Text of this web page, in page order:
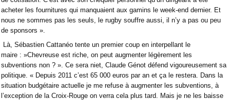
acheter les fournitures qui manquaient aux gamins le week-end dernier. Et
nous ne sommes pas les seuls, le rugby souffre aussi, il n’y a pas ou peu
de sponsors ».
Là, Sébastien Cattanéo tente un premier coup en interpellant le
maire : »Chevreuse est riche, on peut augmenter légèrement les
subventions non ? ». Ce sera niet, Claude Génot défend vigoureusement sa
politique. « Depuis 2011 c’est 65 000 euros par an et ça le restera. Dans la
situation budgétaire actuelle je me refuse à augmenter les subventions, à
l’exception de la Croix-Rouge on verra cela plus tard. Mais je ne les baisse